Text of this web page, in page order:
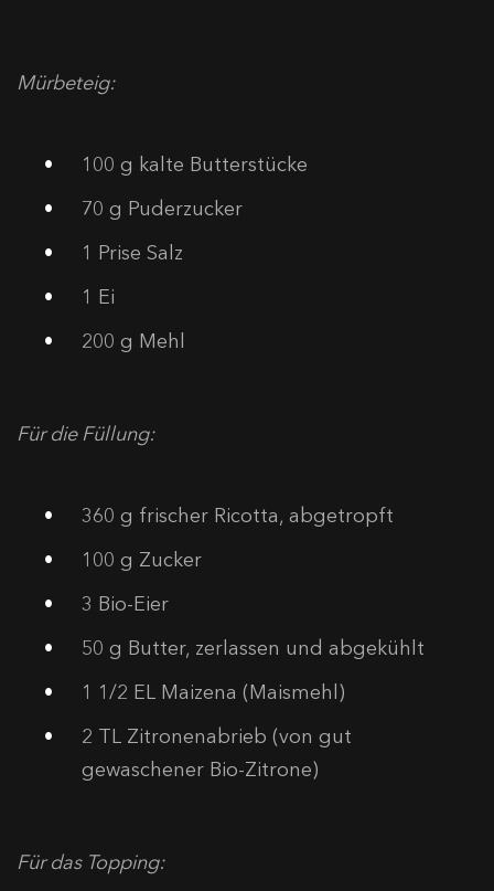
Mürbeteig:
100 g kalte Butterstücke
70 g Puderzucker
1 Prise Salz
1 Ei
200 g Mehl
Für die Füllung:
360 g frischer Ricotta, abgetropft
100 g Zucker
3 Bio-Eier
50 g Butter, zerlassen und abgekühlt
1 1/2 EL Maizena (Maismehl)
2 TL Zitronenabrieb (von gut
gewaschener Bio-Zitrone)
Für das Topping: